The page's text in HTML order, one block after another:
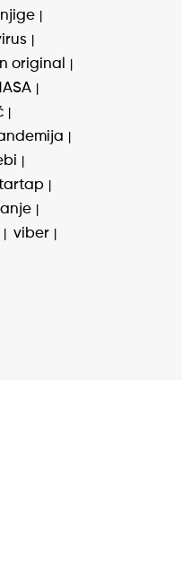
original
viber